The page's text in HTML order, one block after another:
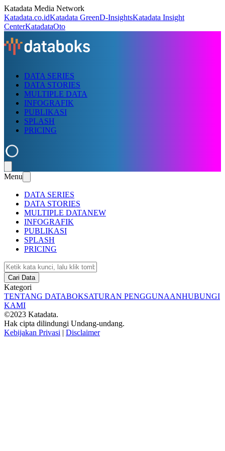
Katadata Media Network
Katadata.co.idKatadata GreenD-InsightsKatadata Insight
CenterKatadataOto
DATA SERIES
DATA STORIES
MULTIPLE DATA
INFOGRAFIK
PUBLIKASI
SPLASH
PRICING
Menu
DATA SERIES
DATA STORIES
MULTIPLE DATANEW
INFOGRAFIK
PUBLIKASI
SPLASH
PRICING
Cari Data
Kategori
TENTANG DATABOKSATURAN PENGGUNAANHUBUNGI
KAMI
©2023 Katadata.
Hak cipta dilindungi Undang-undang.
Kebijakan Privasi | Disclaimer